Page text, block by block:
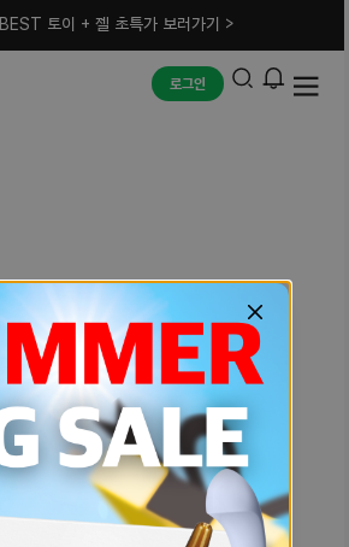
BEST 토이 + 젤 초특가 보러가기 >
로그인
예상치 못한 에러입니다.